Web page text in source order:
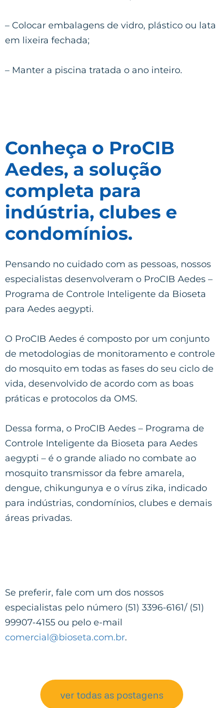
– Colocar embalagens de vidro, plástico ou lata
em lixeira fechada;
– Manter a piscina tratada o ano inteiro.
Conheça o ProCIB
Aedes, a solução
completa para
indústria, clubes e
condomínios.
Pensando no cuidado com as pessoas, nossos
especialistas desenvolveram o ProCIB Aedes –
Programa de Controle Inteligente da Bioseta
para Aedes aegypti.
O ProCIB Aedes é composto por um conjunto
de metodologias de monitoramento e controle
do mosquito em todas as fases do seu ciclo de
vida, desenvolvido de acordo com as boas
práticas e protocolos da OMS.
Dessa forma, o ProCIB Aedes – Programa de
Controle Inteligente da Bioseta para Aedes
aegypti – é o grande aliado no combate ao
mosquito transmissor da febre amarela,
dengue, chikungunya e o vírus zika, indicado
para indústrias, condomínios, clubes e demais
áreas privadas.
Se preferir, fale com um dos nossos
especialistas pelo número (51) 3396-6161/ (51)
99907-4155 ou pelo e-mail
comercial@bioseta.com.br.
ver todas as postagens